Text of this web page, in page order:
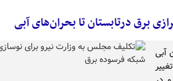
برق درتابستان تا بحران‌های آبی
آبی